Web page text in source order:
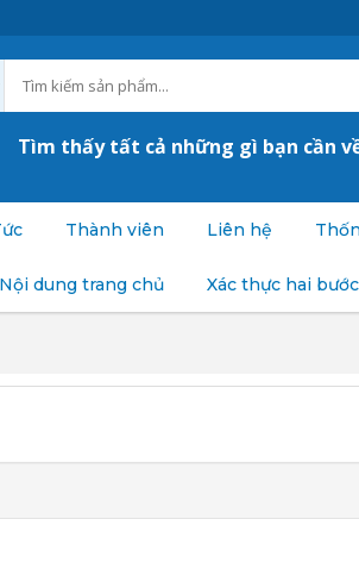
Tìm thấy tất cả những gì bạn cần
Thành viên Liên hệ
Nội dung trang chủ Xác thực hai bước